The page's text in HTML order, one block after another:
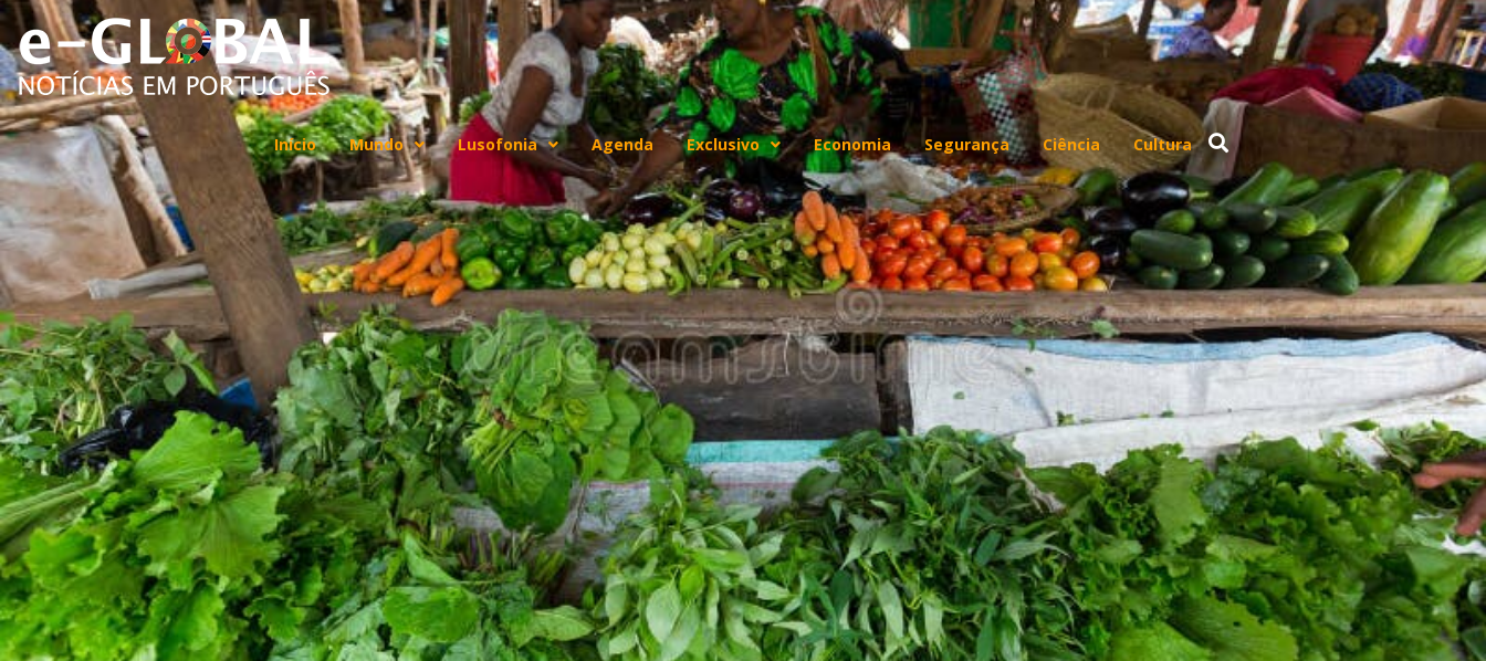
Início Mundo Lusofonia Agenda Exclusivo Economia Segurança Ciência Cultura